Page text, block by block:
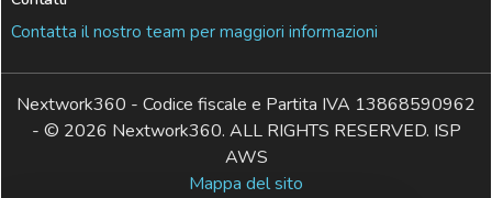
Contatta il nostro team per maggiori informazioni
Nextwork360 - Codice fiscale e Partita IVA 13868590962
- © 2026 Nextwork360. ALL RIGHTS RESERVED. ISP
AWS
Mappa del sito